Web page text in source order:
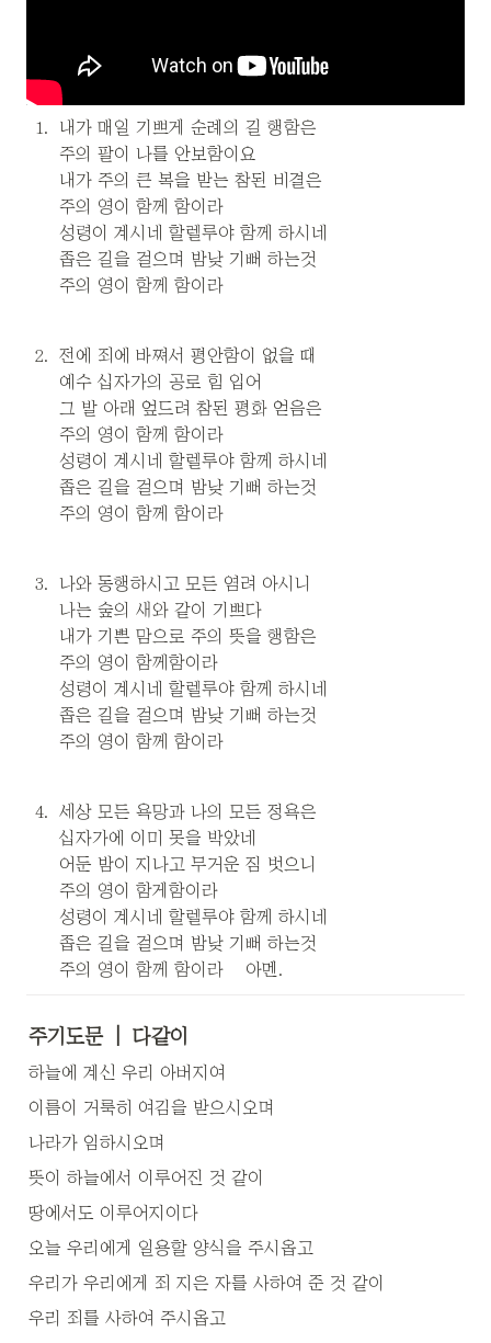
1
내가 매일 기쁘게 순례의 길 행함은
주의 팔이 나를 안보함이요
내가 주의 큰 복을 받는 참된 비결은
주의 영이 함께 함이라
성령이 계시네 할렐루야 함께 하시네
좁은 길을 걸으며 밤낮 기뻐 하는것
주의 영이 함께 함이라
2
전에 죄에 바쪄서 평안함이 없을 때
예수 십자가의 공로 힘 입어
그 발 아래 엎드려 참된 평화 얻음은
주의 영이 함께 함이라
성령이 계시네 할렐루야 함께 하시네
좁은 길을 걸으며 밤낮 기뻐 하는것
주의 영이 함께 함이라
3
나와 동행하시고 모든 염려 아시니
나는 숲의 새와 같이 기쁘다
내가 기쁜 맘으로 주의 뜻을 행함은
주의 영이 함께함이라
성령이 계시네 할렐루야 함께 하시네
좁은 길을 걸으며 밤낮 기뻐 하는것
주의 영이 함께 함이라
4
세상 모든 욕망과 나의 모든 정욕은
십자가에 이미 못을 박았네
어둔 밤이 지나고 무거운 짐 벗으니
주의 영이 함게함이라
성령이 계시네 할렐루야 함께 하시네
좁은 길을 걸으며 밤낮 기뻐 하는것
주의 영이 함께 함이라    아멘.
주기도문  |  다같이
하늘에 계신 우리 아버지여
이름이 거룩히 여김을 받으시오며
나라가 임하시오며
뜻이 하늘에서 이루어진 것 같이
땅에서도 이루어지이다
오늘 우리에게 일용할 양식을 주시옵고
우리가 우리에게 죄 지은 자를 사하여 준 것 같이
우리 죄를 사하여 주시옵고